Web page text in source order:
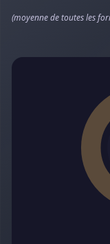
(moyenne de toutes les